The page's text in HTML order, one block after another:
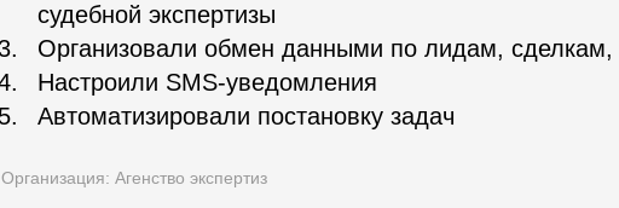
судебной экспертизы
Организовали обмен данными по лидам, сделкам,
Настроили SMS-уведомления
Автоматизировали постановку задач
Организация: Агенство экспертиз